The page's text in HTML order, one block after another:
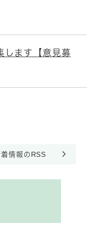
します【意見募
情報のRSS